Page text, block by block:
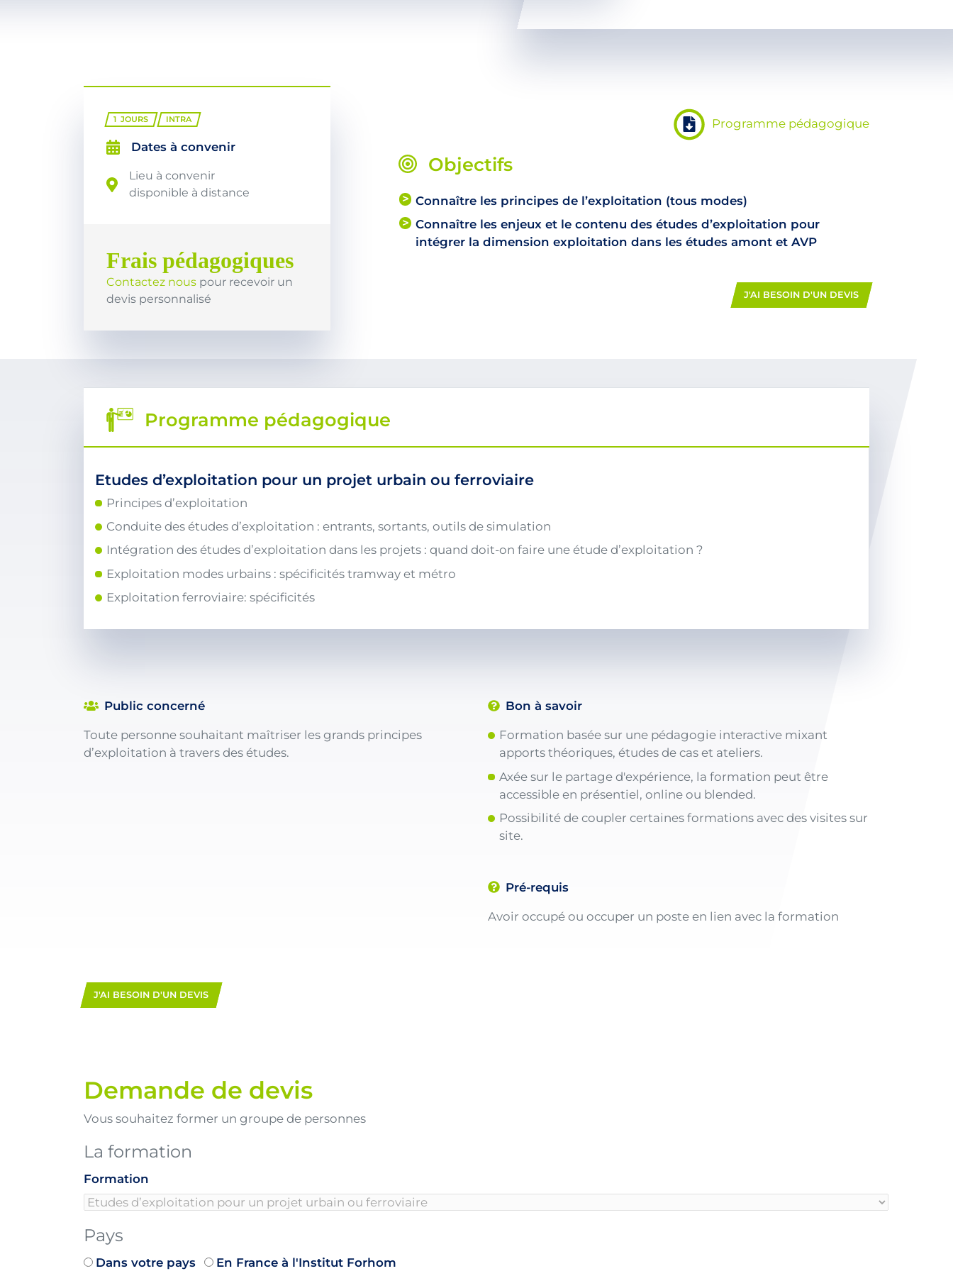
1 JOURS INTRA
Dates à convenir
Lieu à convenir
disponible à distance
Frais pédagogiques
Contactez nous pour recevoir un
devis personnalisé
Programme pédagogique
Objectifs
Connaître les principes de l’exploitation (tous modes)
Connaître les enjeux et le contenu des études d’exploitation pour
intégrer la dimension exploitation dans les études amont et AVP
J'AI BESOIN D'UN DEVIS
Programme pédagogique
Etudes d’exploitation pour un projet urbain ou ferroviaire
Principes d’exploitation
Conduite des études d’exploitation : entrants, sortants, outils de simulation
Intégration des études d’exploitation dans les projets : quand doit-on faire une étude d’exploitation ?
Exploitation modes urbains : spécificités tramway et métro
Exploitation ferroviaire: spécificités
Public concerné
Toute personne souhaitant maîtriser les grands principes
d’exploitation à travers des études.
Bon à savoir
Formation basée sur une pédagogie interactive mixant
apports théoriques, études de cas et ateliers.
Axée sur le partage d'expérience, la formation peut être
accessible en présentiel, online ou blended.
Possibilité de coupler certaines formations avec des visites sur
site.
Pré-requis
Avoir occupé ou occuper un poste en lien avec la formation
J'AI BESOIN D'UN DEVIS
Demande de devis
Vous souhaitez former un groupe de personnes
La formation
Formation
Pays
Dans votre pays En France à l'Institut Forhom